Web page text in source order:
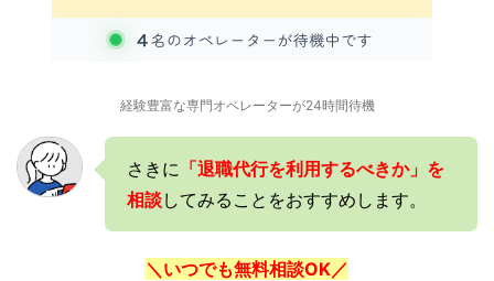
経験豊富な専門オペレーターが24時間待機
さきに 「退職代行を利用するべきか」を
相談してみることをおすすめします。
＼いつでも無料相談OK／